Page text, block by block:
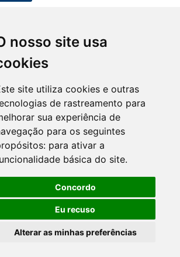
nosso site usa
site utiliza cookies e outras
de rastreamento para
sua experiência de
para os seguintes
para ativar a
básica do site.
Concordo
Eu recuso
Alterar as minhas preferências
NAVEGAÇÃO
Sobre a Revista
Autores
Equipe Editorial
ROAD | Dimensions |
CiteFactor
OpenAIRE |
ScienceOpen | Ibict